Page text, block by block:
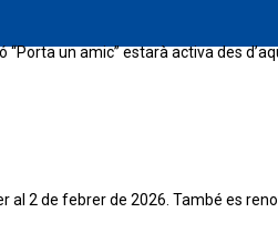
un amic” estarà activa des
al 2 de febrer de 2026. També es